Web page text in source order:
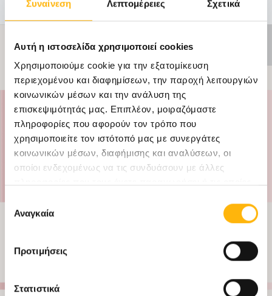
Συναίνεση Λεπτομέρειες Σχετικά
Αυτή η ιστοσελίδα χρησιμοποιεί cookies
Χρησιμοποιούμε cookie για την εξατομίκευση
περιεχομένου και διαφημίσεων, την παροχή λειτουργιών
κοινωνικών μέσων και την ανάλυση της
επισκεψιμότητάς μας. Επιπλέον, μοιραζόμαστε
πληροφορίες που αφορούν τον τρόπο που
χρησιμοποιείτε τον ιστότοπό μας με συνεργάτες
κοινωνικών μέσων, διαφήμισης και αναλύσεων, οι
οποίοι ενδεχομένως να τις συνδυάσουν με άλλες
των υπηρεσιών τους.
Επιλογή
συγκατάθεσης
Αναγκαία
Προτιμήσεις
Στατιστικά